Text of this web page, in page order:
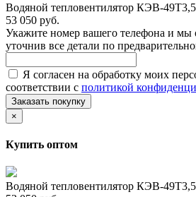
Водяной тепловентилятор КЭВ-
53 050 руб.
Укажите номер вашего телефона и мы
уточнив все детали по
Я согласен на обработку моих
соответствии с политикой
Заказать покупку
×
Купить оптом
Водяной тепловентилятор КЭВ-